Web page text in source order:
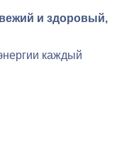
и здоровый,
каждый